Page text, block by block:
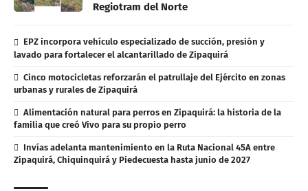
Regiotram del Norte
EPZ incorpora vehículo especializado de succión, presión y
lavado para fortalecer el alcantarillado de Zipaquirá
Cinco motocicletas reforzarán el patrullaje del Ejército en zonas
urbanas y rurales de Zipaquirá
Alimentación natural para perros en Zipaquirá: la historia de la
familia que creó Vivo para su propio perro
Invías adelanta mantenimiento en la Ruta Nacional 45A entre
Zipaquirá, Chiquinquirá y Piedecuesta hasta junio de 2027